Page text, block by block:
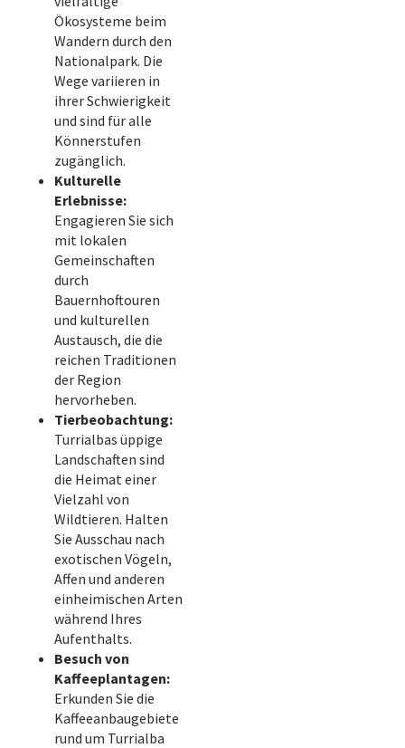
Ökosysteme beim
Wandern durch den
Nationalpark. Die
Wege variieren in
ihrer Schwierigkeit
und sind für alle
Könnerstufen
zugänglich.
Kulturelle
Erlebnisse:
Engagieren Sie sich
mit lokalen
Gemeinschaften
durch
Bauernhoftouren
und kulturellen
Austausch, die die
reichen Traditionen
der Region
hervorheben.
Tierbeobachtung:
Turrialbas üppige
Landschaften sind
die Heimat einer
Vielzahl von
Wildtieren. Halten
Sie Ausschau nach
exotischen Vögeln,
Affen und anderen
einheimischen Arten
während Ihres
Aufenthalts.
Besuch von
Kaffeeplantagen:
Erkunden Sie die
Kaffeeanbaugebiete
rund um Turrialba